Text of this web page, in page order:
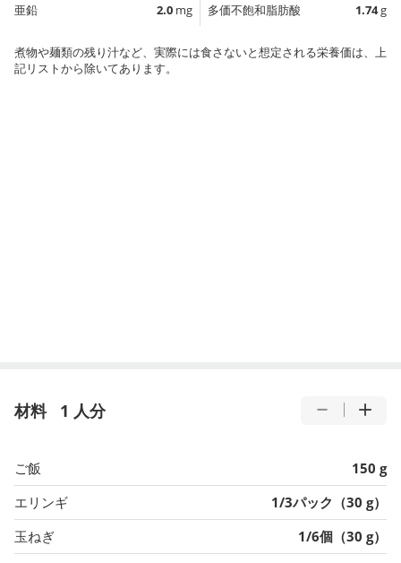
亜鉛
2.0 mg
多価不飽和脂肪酸
1.74g
煮物や麺類の残り汁など、実際には食さないと想定される栄養価は、上
記リストから除いてあります。
材料 1 人分
ご飯
150 g
エリンギ
1/3パック（30 g）
玉ねぎ
1/6個（30 g）